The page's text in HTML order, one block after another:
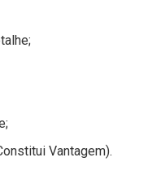
Vantagem).